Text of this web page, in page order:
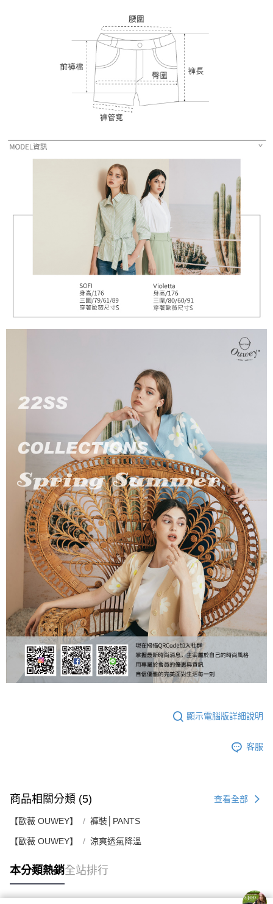
顯示電腦版詳細說明
客服
商品相關分類 (5) 查看全部
【歐薇 OUWEY】 褲裝│PANTS
【歐薇 OUWEY】 涼爽透氣降溫
本分類熱銷全站排行